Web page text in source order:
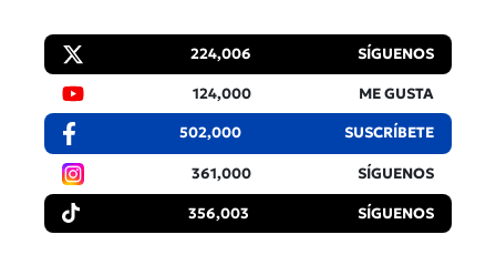
224,006 SÍGUENOS
124,000 ME GUSTA
502,000 SUSCRÍBETE
361,000 SÍGUENOS
356,003 SÍGUENOS